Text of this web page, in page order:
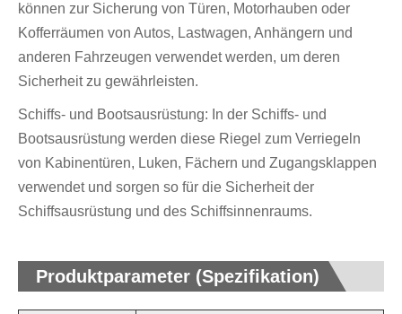
können zur Sicherung von Türen, Motorhauben oder
Kofferräumen von Autos, Lastwagen, Anhängern und
anderen Fahrzeugen verwendet werden, um deren
Sicherheit zu gewährleisten.
Schiffs- und Bootsausrüstung: In der Schiffs- und
Bootsausrüstung werden diese Riegel zum Verriegeln
von Kabinentüren, Luken, Fächern und Zugangsklappen
verwendet und sorgen so für die Sicherheit der
Schiffsausrüstung und des Schiffsinnenraums.
Produktparameter (Spezifikation)